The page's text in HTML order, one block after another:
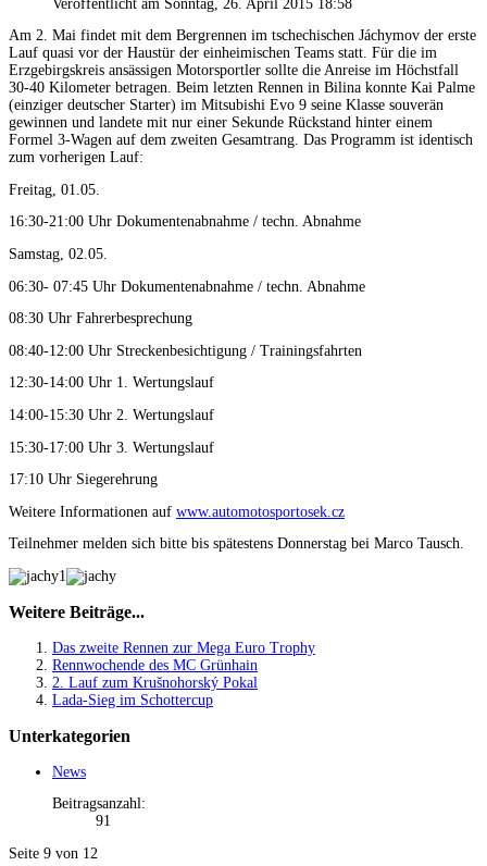
Veröffentlicht am Sonntag, 26. April 2015 18:58
Am 2. Mai findet mit dem Bergrennen im tschechischen Jáchymov der erste
Lauf quasi vor der Haustür der einheimischen Teams statt. Für die im
Erzgebirgskreis ansässigen Motorsportler sollte die Anreise im Höchstfall
30-40 Kilometer betragen. Beim letzten Rennen in Bilina konnte Kai Palme
(einziger deutscher Starter) im Mitsubishi Evo 9 seine Klasse souverän
gewinnen und landete mit nur einer Sekunde Rückstand hinter einem
Formel 3-Wagen auf dem zweiten Gesamtrang. Das Programm ist identisch
zum vorherigen Lauf:
Freitag, 01.05.
16:30-21:00 Uhr Dokumentenabnahme / techn. Abnahme
Samstag, 02.05.
06:30- 07:45 Uhr Dokumentenabnahme / techn. Abnahme
08:30 Uhr Fahrerbesprechung
08:40-12:00 Uhr Streckenbesichtigung / Trainingsfahrten
12:30-14:00 Uhr 1. Wertungslauf
14:00-15:30 Uhr 2. Wertungslauf
15:30-17:00 Uhr 3. Wertungslauf
17:10 Uhr Siegerehrung
Weitere Informationen auf www.automotosportosek.cz
Teilnehmer melden sich bitte bis spätestens Donnerstag bei Marco Tausch.
Weitere Beiträge...
Das zweite Rennen zur Mega Euro Trophy
Rennwochende des MC Grünhain
2. Lauf zum Krušnohorský Pokal
Lada-Sieg im Schottercup
Unterkategorien
News
Beitragsanzahl:
91
Seite 9 von 12